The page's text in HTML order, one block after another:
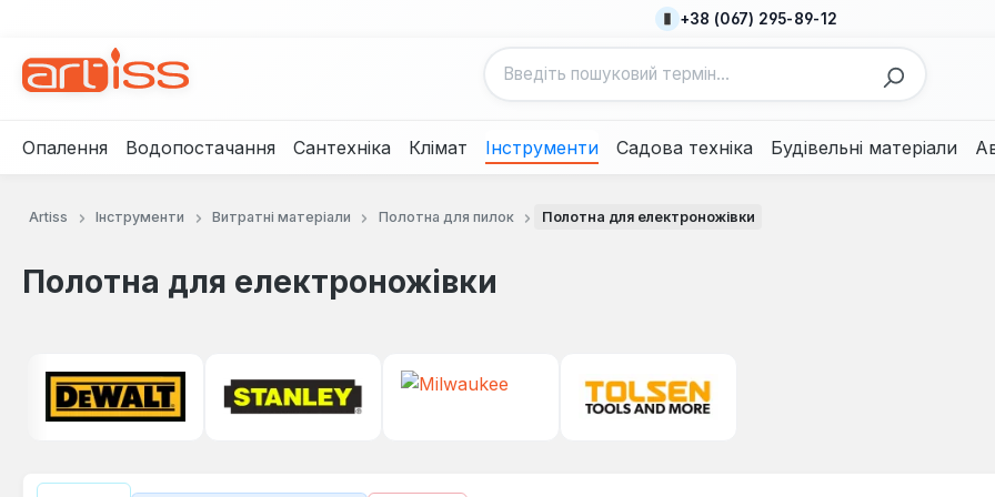
+38 (067) 295-89-12
Опалення Водопостачання Сантехніка Клімат Інструменти Садова техніка Будівельні матеріали
Artiss Інструменти Витратні матеріали Полотна для пилок Полотна для електроножівки
Полотна для електроножівки